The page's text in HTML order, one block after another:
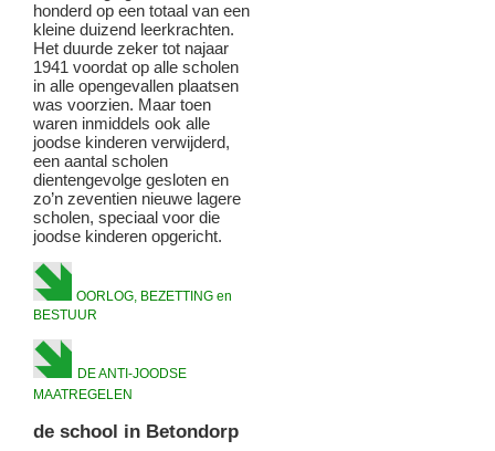
honderd op een totaal van een
kleine duizend leerkrachten.
Het duurde zeker tot najaar
1941 voordat op alle scholen
in alle opengevallen plaatsen
was voorzien. Maar toen
waren inmiddels ook alle
joodse kinderen verwijderd,
een aantal scholen
dientengevolge gesloten en
zo’n zeventien nieuwe lagere
scholen, speciaal voor die
joodse kinderen opgericht.
OORLOG, BEZETTING en
BESTUUR
DE ANTI-JOODSE
MAATREGELEN
de school in Betondorp